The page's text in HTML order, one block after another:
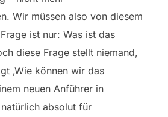
Wir müssen also von diesem
ist nur: Was ist das
diese Frage stellt niemand,
‚Wie können wir das
neuen Anführer in
absolut für